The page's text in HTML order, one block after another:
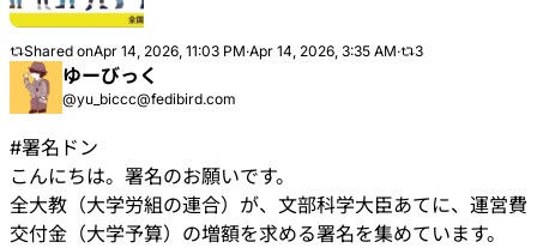
Shared onApr 14, 2026, 11:03 PM·Apr 14, 2026, 3:35 AM· 3
ゆーびっく
@yu_biccc@fedibird.com
#署名ドン
こんにちは。署名のお願いです。
全大教（大学労組の連合）が、文部科学大臣あてに、運営費
交付金（大学予算）の増額を求める署名を集めています。